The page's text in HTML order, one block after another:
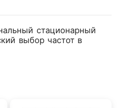
стационарный
выбор частот в